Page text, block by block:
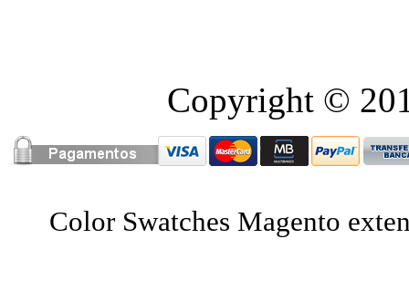
Copyright ©
Color Swatches Magento